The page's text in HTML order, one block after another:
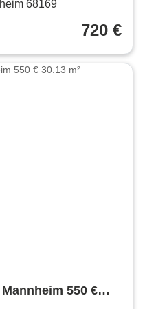
68169
720 €
550 €